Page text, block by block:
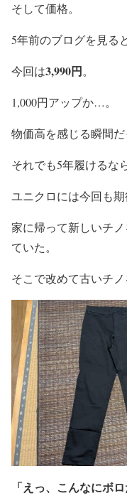
そして価格。
5年前のブログを見る
今回は3,990円。
1,000円アップか…。
物価高を感じる瞬間だ
それでも5年履けるな
ユニクロには今回も期
家に帰って新しいチ
ていた。
そこで改めて古いチ
「えっ、こんなにボ